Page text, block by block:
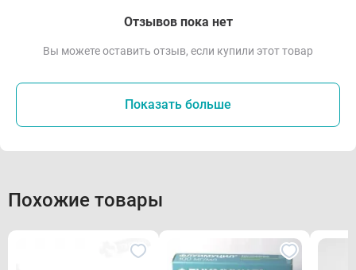
Отзывов пока нет
Вы можете оставить отзыв, если купили этот товар
Показать больше
Похожие товары